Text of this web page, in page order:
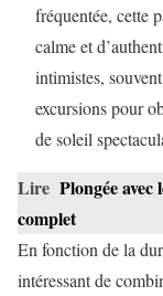
fréquentée, cette
calme et
intimistes,
excursions pour
de soleil
Lire Plongée
complet
En fonction de la
intéressant de